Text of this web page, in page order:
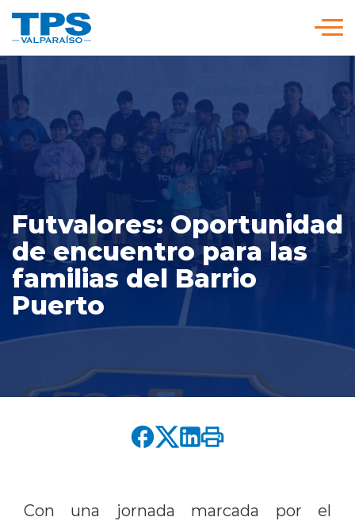
Nuestra Visión Estratégica
Políticas y Procedimientos
Prensa
Futvalores: Oportunidad
de encuentro para las
familias del Barrio
Puerto
Con una jornada marcada por el